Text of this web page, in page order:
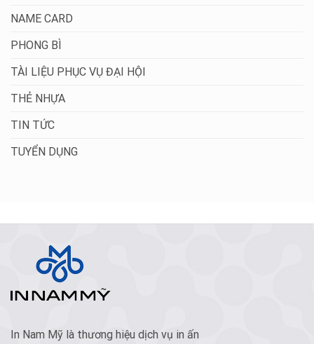
NAME CARD
PHONG BÌ
TÀI LIỆU PHỤC VỤ ĐẠI HỘI
THẺ NHỰA
TIN TỨC
TUYỂN DỤNG
In Nam Mỹ là thương hiệu dịch vụ in ấn